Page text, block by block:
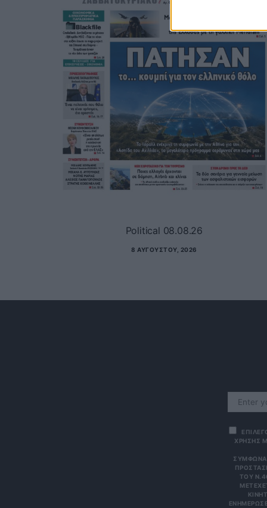
Political 08.08.26
8 ΑΥΓΟΎΣΤΟΥ, 2026
ΧΡΗΣΗΣ
ΣΎΜΦΩΝΑ
ΤΟΥ